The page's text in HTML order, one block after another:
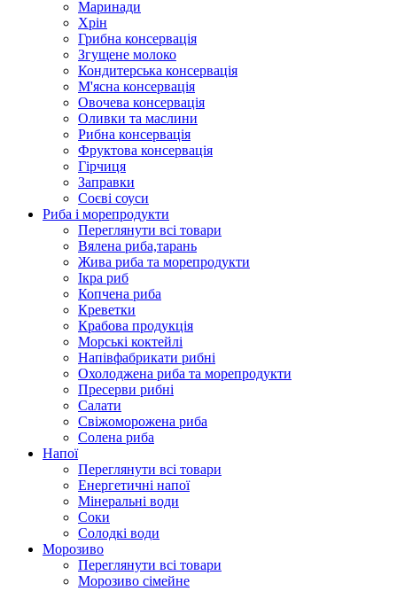
Маринади
Хрін
Грибна консервація
Згущене молоко
Кондитерська консервація
М'ясна консервація
Овочева консервація
Оливки та маслини
Рибна консервація
Фруктова консервація
Гірчиця
Заправки
Соєві соуси
Риба і морепродукти
Переглянути всі товари
Вялена риба,тарань
Жива риба та морепродукти
Ікра риб
Копчена риба
Крeветки
Крабова продукція
Морські коктейлi
Напівфабрикати рибні
Охолоджена риба та морепродукти
Пресерви рибні
Сaлати
Свіжоморожена риба
Солена риба
Напої
Переглянути всі товари
Енергетичні напої
Мінеральні води
Соки
Солодкі води
Морозиво
Переглянути всі товари
Морозиво сімейне